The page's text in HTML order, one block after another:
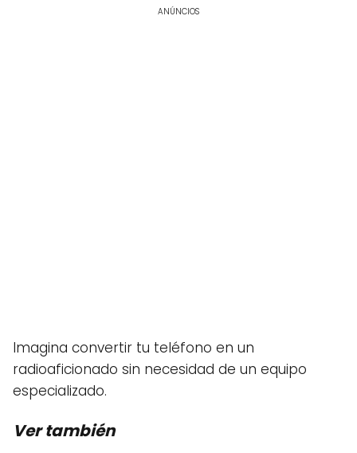
ANÚNCIOS
Imagina convertir tu teléfono en un
radioaficionado sin necesidad de un equipo
especializado.
Ver también